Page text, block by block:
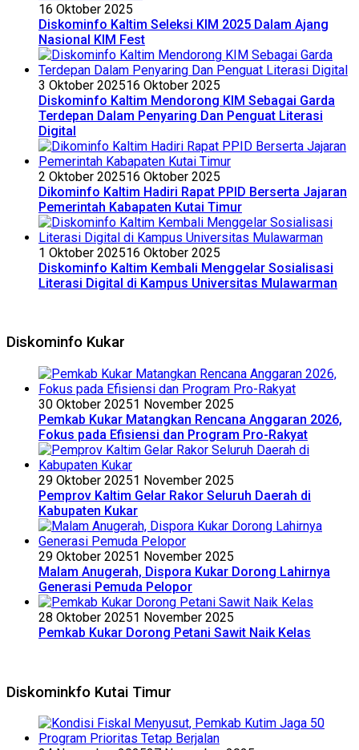
16 Oktober 2025
Diskominfo Kaltim Seleksi KIM 2025 Dalam Ajang
Nasional KIM Fest
3 Oktober 202516 Oktober 2025
Diskominfo Kaltim Mendorong KIM Sebagai Garda
Terdepan Dalam Penyaring Dan Penguat Literasi
Digital
2 Oktober 202516 Oktober 2025
Dikominfo Kaltim Hadiri Rapat PPID Berserta Jajaran
Pemerintah Kabapaten Kutai Timur
1 Oktober 202516 Oktober 2025
Diskominfo Kaltim Kembali Menggelar Sosialisasi
Literasi Digital di Kampus Universitas Mulawarman
Diskominfo Kukar
30 Oktober 20251 November 2025
Pemkab Kukar Matangkan Rencana Anggaran 2026,
Fokus pada Efisiensi dan Program Pro-Rakyat
29 Oktober 20251 November 2025
Pemprov Kaltim Gelar Rakor Seluruh Daerah di
Kabupaten Kukar
29 Oktober 20251 November 2025
Malam Anugerah, Dispora Kukar Dorong Lahirnya
Generasi Pemuda Pelopor
28 Oktober 20251 November 2025
Pemkab Kukar Dorong Petani Sawit Naik Kelas
Diskominkfo Kutai Timur